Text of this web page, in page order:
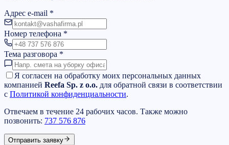
Адрес e-mail *
Номер телефона *
Тема разговора *
Я согласен на обработку моих персональных данных
компанией Reefa Sp. z o.o. для обратной связи в соответствии
с Политикой конфиденциальности.
Отвечаем в течение 24 рабочих часов. Также можно
позвонить: 737 576 876
Отправить заявку